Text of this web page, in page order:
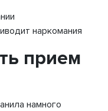
наркомания
прием
намного